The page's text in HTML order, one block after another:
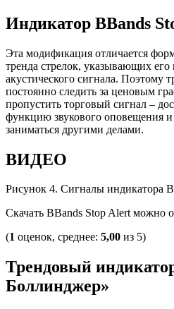
Индикатор BBands
Эта модификация отличается
тренда стрелок, указывающих его
акустического сигнала. Поэтому
постоянно следить за ценовым
пропустить торговый сигнал –
функцию звукового оповещения
заниматься другими делами.
ВИДЕО
Рисунок 4. Сигналы индикатора
Скачать BBands Stop Alert можно
(1 оценок, среднее: 5,00 из 5)
Трендовый
Боллинджер»